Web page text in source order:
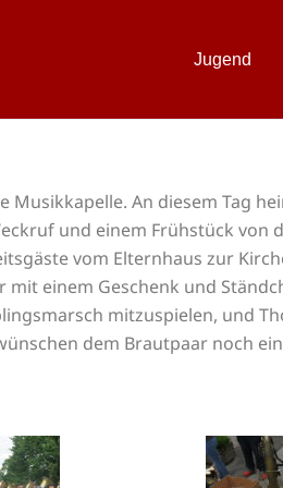
Jugend
Musikkapelle. An diesem Tag
und einem Frühstück
vom Elternhaus zur
einem Geschenk und
mitzuspielen, und
dem Brautpaar noch